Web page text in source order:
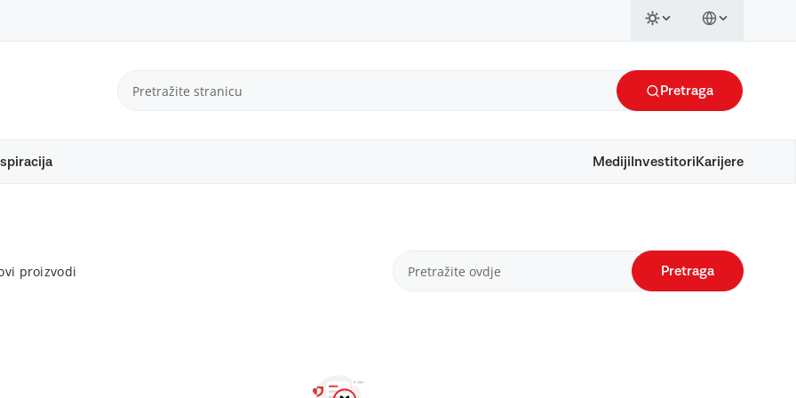
Pretraga
Mediji Investitori Karijere
proizvodi Pretraga